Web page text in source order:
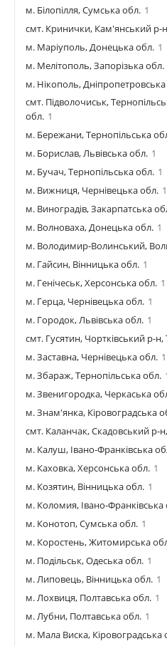
м. Білопілля, Сумська обл. 1
смт. Кринички, Кам'янський р-
м. Маріуполь, Донецька обл. 1
м. Мелітополь, Запорізька обл.
м. Нікополь,
смт. Підволочиськ,
обл. 1
м. Бережани, Тернопільська
м. Борислав, Львівська обл. 1
м. Бучач, Тернопільська обл. 1
м. Вижниця, Чернівецька обл. 1
м. Виноградів, Закарпатська
м. Волноваха, Донецька обл. 1
м. Володимир-Волинський,
м. Гайсин, Вінницька обл. 1
м. Генічеськ, Херсонська обл. 1
м. Герца, Чернівецька обл. 1
м. Городок, Львівська обл. 1
смт. Гусятин, Чортківський р-
м. Заставна, Чернівецька обл. 1
м. Збараж, Тернопільська обл.
м. Звенигородка, Черкаська
м. Знам'янка, Кіровоградська
смт. Каланчак, Скадовський р-
м. Калуш, Івано-Франківська
м. Каховка, Херсонська обл. 1
м. Козятин, Вінницька обл. 1
м. Коломия, Івано-Франківська
м. Конотоп, Сумська обл. 1
м. Коростень, Житомирська
м. Подільськ, Одеська обл. 1
м. Липовець, Вінницька обл. 1
м. Лохвиця, Полтавська обл. 1
м. Лубни, Полтавська обл. 1
м. Мала Виска, Кіровоградська